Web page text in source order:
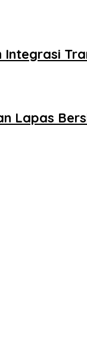
Lapas